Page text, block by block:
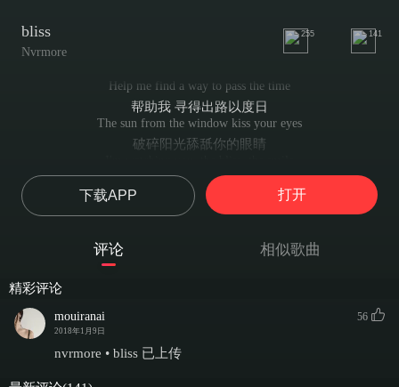
bliss
Nvrmore
255 141
Help me find a way to pass the time
帮助我 寻得出路以度日
The sun from the window kiss your eyes
破碎阳光舔舐你的眼睛
我望向你。因着你的笑容而欣喜若狂
I don't know how to make this right
我不知道 怎样才能使选择正确无误
This time
下载APP 打开
评论 相似歌曲
精彩评论
mouiranai
2018年1月9日
56
nvrmore • bliss 已上传